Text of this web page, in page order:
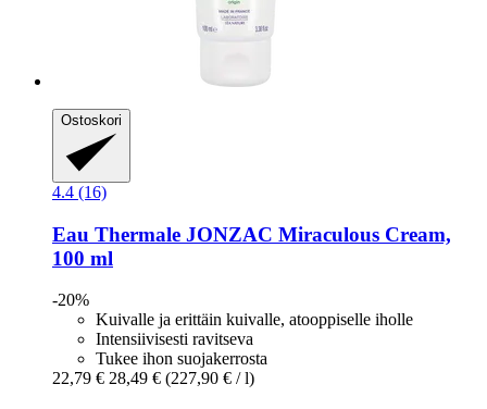
Ostoskori
4.4 (16)
Eau Thermale JONZAC Miraculous Cream,
100 ml
-20%
Kuivalle ja erittäin kuivalle, atooppiselle iholle
Intensiivisesti ravitseva
Tukee ihon suojakerrosta
22,79 € 28,49 € (227,90 € / l)